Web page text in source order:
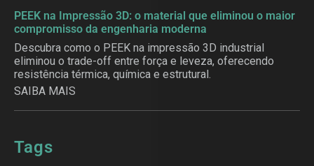
PEEK na Impressão 3D: o material que eliminou o maior
compromisso da engenharia moderna
Descubra como o PEEK na impressão 3D industrial
eliminou o trade-off entre força e leveza, oferecendo
resistência térmica, química e estrutural.
SAIBA MAIS
Tags